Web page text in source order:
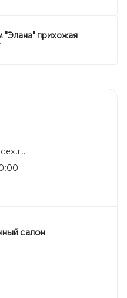
"Элана" прихожая
салон